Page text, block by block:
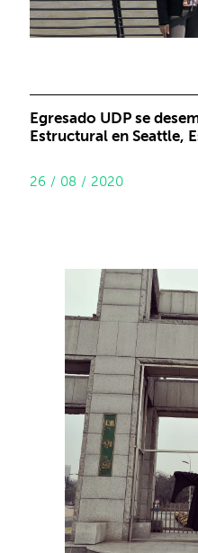
Egresado UDP se
Estructural en Seattle,
26 / 08 / 2020